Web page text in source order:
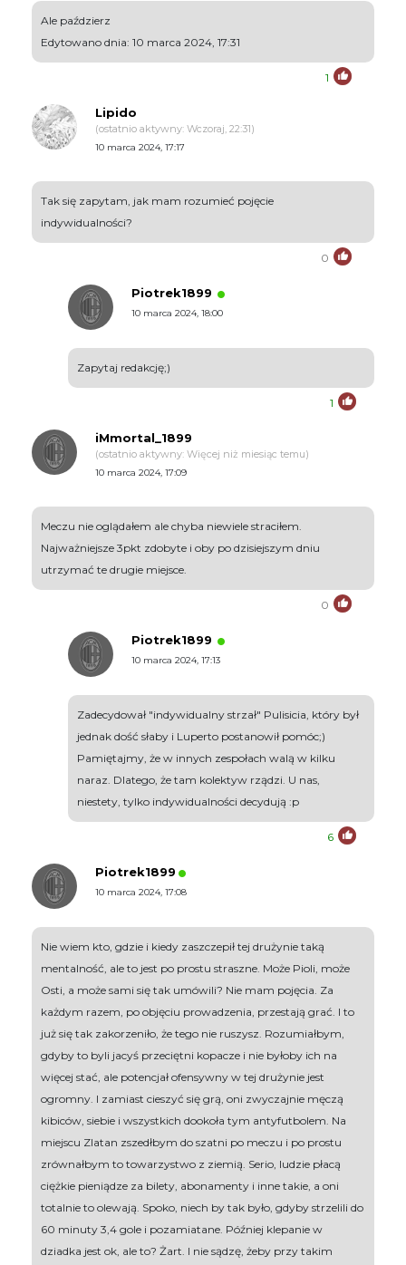
Ale paździerz
Edytowano dnia: 10 marca 2024, 17:31
1
Lipido
(ostatnio aktywny: Wczoraj, 22:31)
10 marca 2024, 17:17
Tak się zapytam, jak mam rozumieć pojęcie
indywidualności?
0
Piotrek1899
10 marca 2024, 18:00
Zapytaj redakcję;)
1
iMmortal_1899
(ostatnio aktywny: Więcej niż miesiąc temu)
10 marca 2024, 17:09
Meczu nie oglądałem ale chyba niewiele straciłem.
Najważniejsze 3pkt zdobyte i oby po dzisiejszym dniu
utrzymać te drugie miejsce.
0
Piotrek1899
10 marca 2024, 17:13
Zadecydował "indywidualny strzał" Pulisicia, który był
jednak dość słaby i Luperto postanowił pomóc;)
Pamiętajmy, że w innych zespołach walą w kilku
naraz. Dlatego, że tam kolektyw rządzi. U nas,
niestety, tylko indywidualności decydują :p
6
Piotrek1899
10 marca 2024, 17:08
Nie wiem kto, gdzie i kiedy zaszczepił tej drużynie taką
mentalność, ale to jest po prostu straszne. Może Pioli, może
Osti, a może sami się tak umówili? Nie mam pojęcia. Za
każdym razem, po objęciu prowadzenia, przestają grać. I to
już się tak zakorzeniło, że tego nie ruszysz. Rozumiałbym,
gdyby to byli jacyś przeciętni kopacze i nie byłoby ich na
więcej stać, ale potencjał ofensywny w tej drużynie jest
ogromny. I zamiast cieszyć się grą, oni zwyczajnie męczą
kibiców, siebie i wszystkich dookoła tym antyfutbolem. Na
miejscu Zlatan zszedłbym do szatni po meczu i po prostu
zrównałbym to towarzystwo z ziemią. Serio, ludzie płacą
ciężkie pieniądze za bilety, abonamenty i inne takie, a oni
totalnie to olewają. Spoko, niech by tak było, gdyby strzelili do
60 minuty 3,4 gole i pozamiatane. Później klepanie w
dziadka jest ok, ale to? Żart. I nie sądzę, żeby przy takim